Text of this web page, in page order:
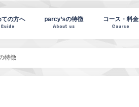
ト)
ての方へ
Guide
parcy’sの特徴
About us
コース・料金
Course
特徴